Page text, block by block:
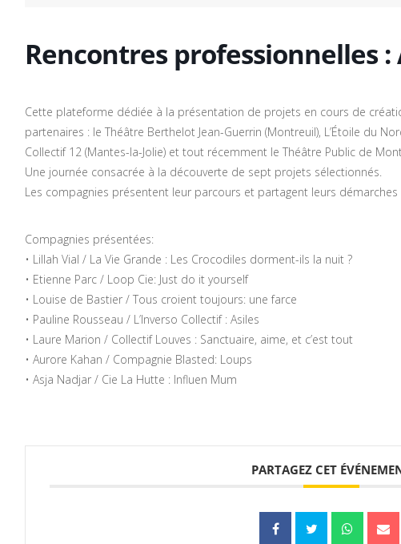
Rencontres professionnelles :
Cette plateforme dédiée à la présentation de projets en cours de
partenaires : le Théâtre Berthelot Jean-Guerrin (Montreuil), L’Étoile du
Collectif 12 (Mantes-la-Jolie) et tout récemment le Théâtre Public de
Une journée consacrée à la découverte de sept projets sélectionnés.
Les compagnies présentent leur parcours et partagent leurs démarches
Compagnies présentées:
• Lillah Vial / La Vie Grande : Les Crocodiles dorment-ils la nuit ?
• Etienne Parc / Loop Cie: Just do it yourself
• Louise de Bastier / Tous croient toujours: une farce
• Pauline Rousseau / L’Inverso Collectif : Asiles
• Laure Marion / Collectif Louves : Sanctuaire, aime, et c’est tout
• Aurore Kahan / Compagnie Blasted: Loups
• Asja Nadjar / Cie La Hutte : Influen Mum
PARTAGEZ CET